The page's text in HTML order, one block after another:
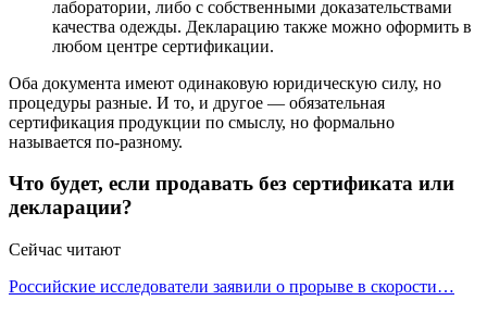
лаборатории, либо с собственными доказательствами
качества одежды. Декларацию также можно оформить в
любом центре сертификации.
Оба документа имеют одинаковую юридическую силу, но
процедуры разные. И то, и другое — обязательная
сертификация продукции по смыслу, но формально
называется по-разному.
Что будет, если продавать без сертификата или
декларации?
Сейчас читают
Российские исследователи заявили о прорыве в скорости…